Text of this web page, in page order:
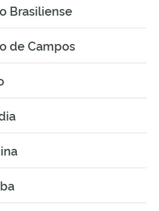
Brasiliense
de Campos